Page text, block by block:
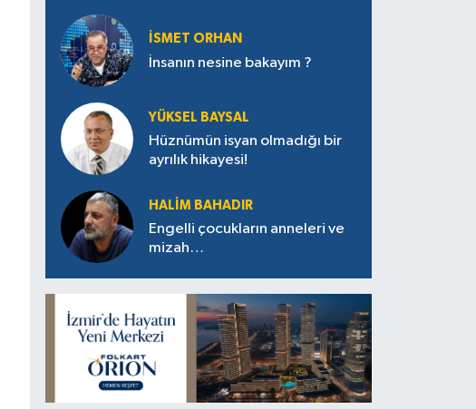
İSMET ORHAN
İnsanın nesine bakayım ?
YÜKSEL BAYSAL
Hüznümün isyan olmadığı bir
ayrılık hikayesi!
HALIM BAHADIR
Engelli çocukların anneleri ve
mizah…